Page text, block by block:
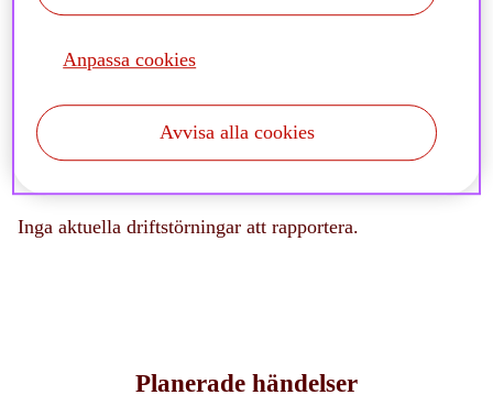
Aktuella driftstörningar
Inga aktuella driftstörningar att rapportera.
Planerade händelser
Anpassa cookies
Avvisa alla cookies